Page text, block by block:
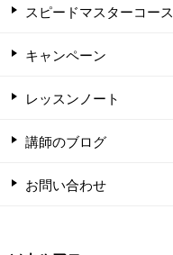
スピードマスターコース
キャンペーン
レッスンノート
講師のブログ
お問い合わせ